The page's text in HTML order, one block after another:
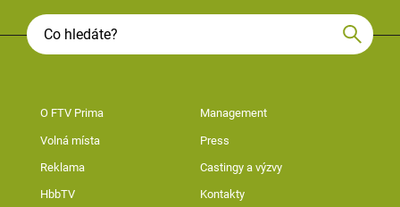
O FTV Prima Management
Volná místa Press
Reklama Castingy a výzvy
HbbTV Kontakty